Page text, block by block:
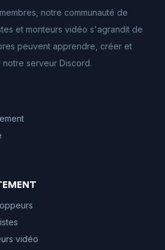
notre communauté de
et monteurs vidéo s'agrandit de
peuvent apprendre, créer et
serveur Discord.
vidéo